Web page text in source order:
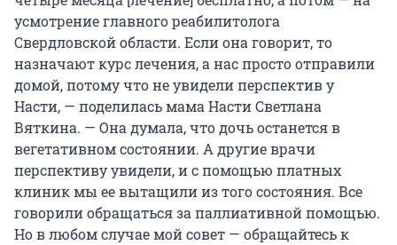
усмотрение главного реабилитолога
Свердловской области. Если она говорит, то
назначают курс лечения, а нас просто отправили
домой, потому что не увидели перспектив у
Насти, — поделилась мама Насти Светлана
Вяткина. — Она думала, что дочь останется в
вегетативном состоянии. А другие врачи
перспективу увидели, и с помощью платных
клиник мы ее вытащили из того состояния. Все
говорили обращаться за паллиативной помощью.
Но в любом случае мой совет — обращайтесь к